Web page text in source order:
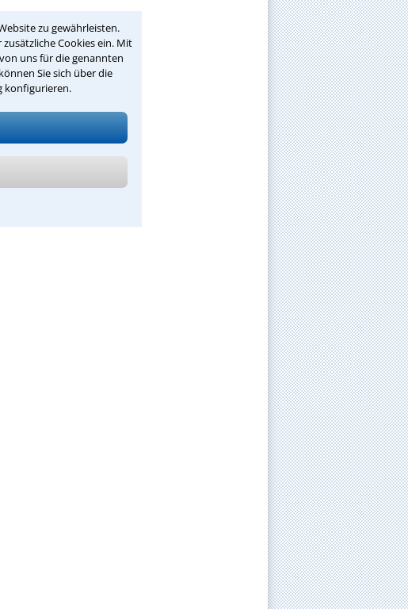
zu gewährleisten.
Cookies ein. Mit
uns für die genannten
Sie sich über die
konfigurieren.